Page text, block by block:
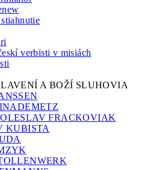
verbisti v misiách
A BOŽÍ SLUHOVIA
FRACKOVIAK
KUBISTA